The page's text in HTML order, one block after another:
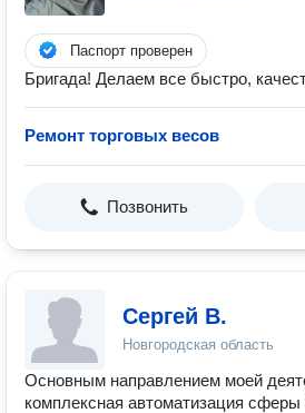
Паспорт проверен
Бригада! Делаем все быстро,
Ремонт торговых весов
Позвонить
Сергей В.
Новгородская область
Основным направлением моей
комплексная автоматизация